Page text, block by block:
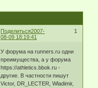
Поделиться 1
2007-
08-09 18:19:41
У форума на runners.ru одни
преимущества, а у форума
https://athletics.bbok.ru -
другие. В частности пишут
Victor, DR_LECTER, Wladimir,